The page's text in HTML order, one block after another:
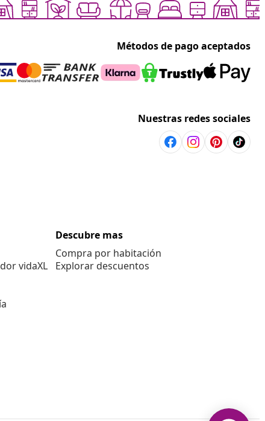
Métodos de pago aceptados
Nuestras redes sociales
vidaXL
Descubre mas
Compra por habitación
Explorar descuentos